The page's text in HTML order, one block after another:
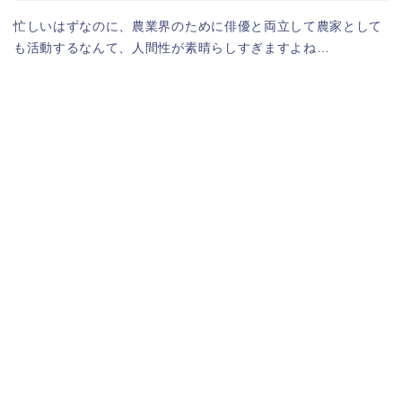
忙しいはずなのに、農業界のために俳優と両立して農家として
も活動するなんて、人間性が素晴らしすぎますよね…